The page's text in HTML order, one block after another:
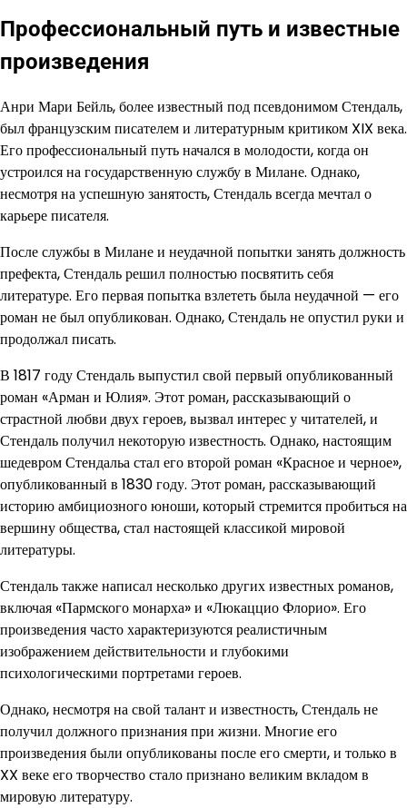
Профессиональный путь и известные
произведения
Анри Мари Бейль, более известный под псевдонимом Стендаль,
был французским писателем и литературным критиком XIX века.
Его профессиональный путь начался в молодости, когда он
устроился на государственную службу в Милане. Однако,
несмотря на успешную занятость, Стендаль всегда мечтал о
карьере писателя.
После службы в Милане и неудачной попытки занять должность
префекта, Стендаль решил полностью посвятить себя
литературе. Его первая попытка взлететь была неудачной — его
роман не был опубликован. Однако, Стендаль не опустил руки и
продолжал писать.
В 1817 году Стендаль выпустил свой первый опубликованный
роман «Арман и Юлия». Этот роман, рассказывающий о
страстной любви двух героев, вызвал интерес у читателей, и
Стендаль получил некоторую известность. Однако, настоящим
шедевром Стендальа стал его второй роман «Красное и черное»,
опубликованный в 1830 году. Этот роман, рассказывающий
историю амбициозного юноши, который стремится пробиться на
вершину общества, стал настоящей классикой мировой
литературы.
Стендаль также написал несколько других известных романов,
включая «Пармского монарха» и «Люкаццио Флорио». Его
произведения часто характеризуются реалистичным
изображением действительности и глубокими
психологическими портретами героев.
Однако, несмотря на свой талант и известность, Стендаль не
получил должного признания при жизни. Многие его
произведения были опубликованы после его смерти, и только в
XX веке его творчество стало признано великим вкладом в
мировую литературу.